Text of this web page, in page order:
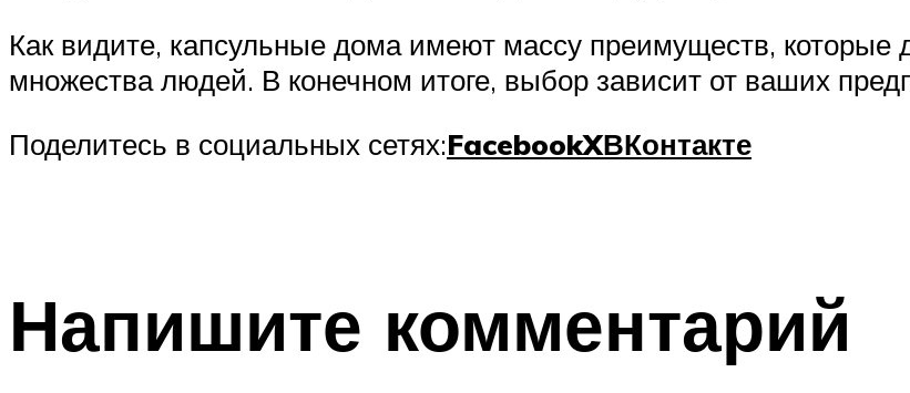
Как видите, капсульные дома имеют массу преимуществ,
множества людей. В конечном итоге, выбор зависит от ваших
Поделитесь в социальных сетях:FacebookXВКонтакте
Напишите комментарий